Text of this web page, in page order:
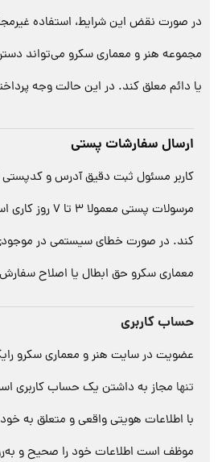
در صورت نقض این شرایط، استفاده
مجموعه هنر و معماری سکرو می‌تواند
یا دائم معلق کند. در این حالت وجه
ارسال سفارشات پستی
کاربر مسئول ثبت دقیق آدرس و
مرسولات پستی
کند. در صورت خطای سیستمی در
معماری سکرو حق ابطال یا اصلاح سفارش
حساب کاربری
عضویت در سایت هنر و معماری سکرو
تنها مجاز به داشتن یک حساب کاربری
با اطلاعات هویتی واقعی و متعلق به خود
موظف است اطلاعات خود را صحیح و